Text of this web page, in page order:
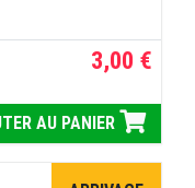
3,00 €
AU PANIER